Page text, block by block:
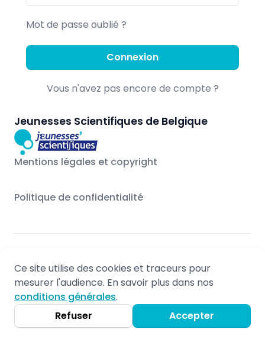
Mot de passe oublié ?
Connexion
Vous n'avez pas encore de compte ?
Jeunesses Scientifiques de Belgique
Mentions légales et copyright
Politique de confidentialité
Mentions légales
Non-responsabilité
Politique de confidentialité
Ce site utilise des cookies et traceurs pour
mesurer l'audience. En savoir plus dans nos
conditions générales.
Refuser
Accepter